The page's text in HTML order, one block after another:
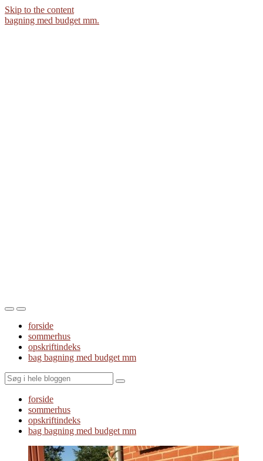
Skip to the content
bagning med budget mm.
Toggle
mobile
menu
Toggle
the
search
field
forside
sommerhus
opskriftindeks
bag bagning med budget mm
Search
forside
sommerhus
opskriftindeks
bag bagning med budget mm